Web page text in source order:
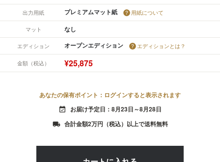
出力用紙 プレミアムマット紙 用紙について
マット なし
エディション オープンエディション エディションとは？
金額（税込） ¥25,875
あなたの保有ポイント：ログインすると表示されます
event_available お届け予定日：8月23日～8月28日
local_shipping 合計金額2万円（税込）以上で送料無料